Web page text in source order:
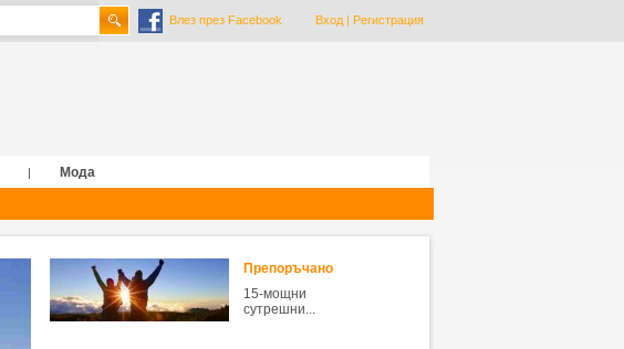
Влез през Facebook Вход| Регистрация
|
Мода
Препоръчано
15-мощни
сутрешни...